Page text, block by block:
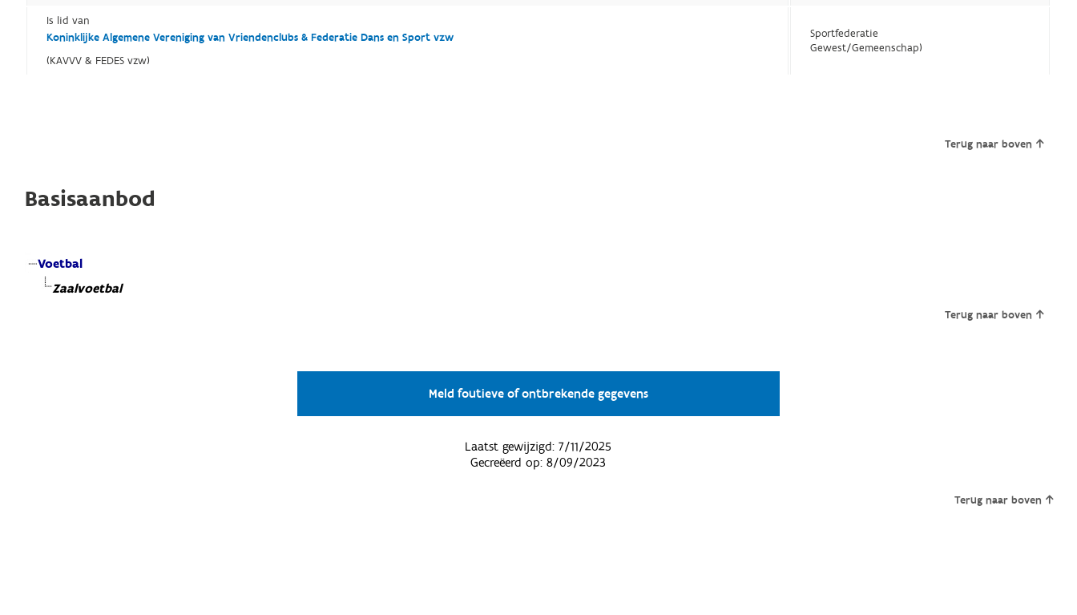
Is lid van
Koninklijke Algemene Vereniging van Vriendenclubs & Federatie Dans en Sport vzw
(KAVVV & FEDES vzw)
Sportfederatie
Gewest/Gemeenschap)
Terug naar boven
Basisaanbod
Voetbal
Zaalvoetbal
Terug naar boven
Meld foutieve of ontbrekende gegevens
Laatst gewijzigd:7/11/2025
Gecreëerd op:8/09/2023
Terug naar boven